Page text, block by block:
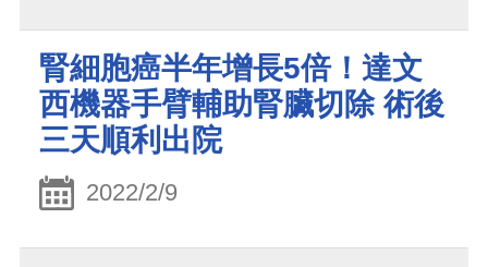
腎細胞癌半年增長5倍！達文
西機器手臂輔助腎臟切除 術後
三天順利出院
2022/2/9